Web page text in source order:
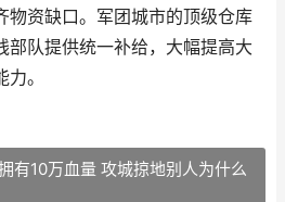
物资缺口。军团城市的顶级仓库
部队提供统一补给，大幅提高大
。
有10万血量 攻城掠地别人为什么